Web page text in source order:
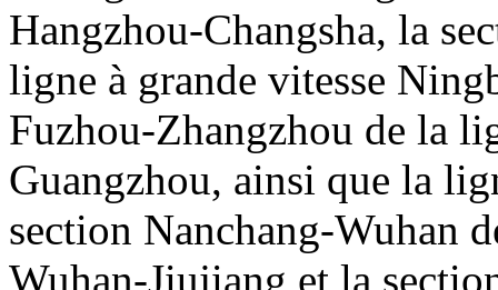
Hangzhou-Changsha, la
ligne à grande vitesse
Fuzhou-Zhangzhou de la
Guangzhou, ainsi que la
section Nanchang-Wuhan
Wuhan-Jiujiang et la